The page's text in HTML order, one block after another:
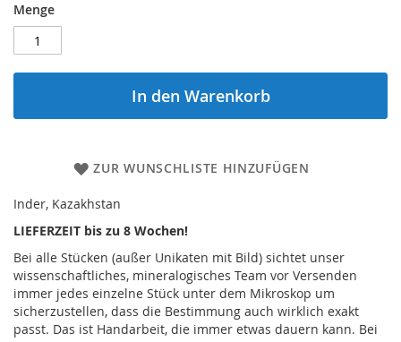
Menge
In den Warenkorb
ZUR WUNSCHLISTE HINZUFÜGEN
Inder, Kazakhstan
LIEFERZEIT bis zu 8 Wochen!
Bei alle Stücken (außer Unikaten mit Bild) sichtet unser
wissenschaftliches, mineralogisches Team vor Versenden
immer jedes einzelne Stück unter dem Mikroskop um
sicherzustellen, dass die Bestimmung auch wirklich exakt
passt. Das ist Handarbeit, die immer etwas dauern kann. Bei